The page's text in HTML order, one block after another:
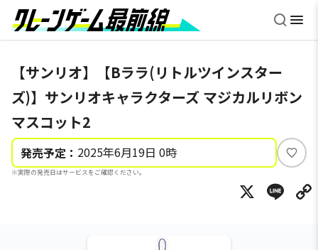
【サンリオ】【Bララ(リトルツインスター
ズ)】サンリオキャラクターズ マジカルリボン
マスコット2
発売予定： 2025年6月19日 0時
※実際の発売日はサービスをご確認ください。
い
ね
X